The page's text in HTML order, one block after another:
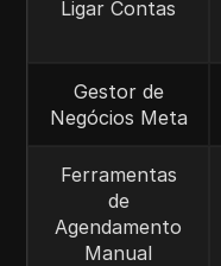
Ligar Contas
Gestor de
Negócios Meta
Ferramentas
de
Agendamento
Manual